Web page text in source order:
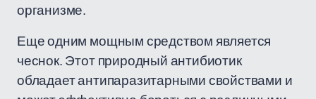
организме.
Еще одним мощным средством является
чеснок. Этот природный антибиотик
обладает антипаразитарными свойствами и